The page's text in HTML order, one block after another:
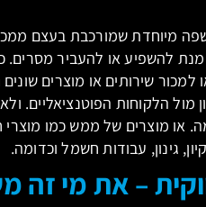
שפה מיוחדת שמורכבת בעצם
מנת להשפיע או להעביר
למכור שירותים או מוצרים
מול הלקוחות הפוטנציאליים.
או מוצרים של ממש כמו
גינון, עבודות חשמל וכדומה.
– את מי זה